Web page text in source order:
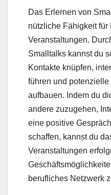
Das Erlernen von
nützliche Fähigkeit für
Veranstaltungen.
Smalltalks kannst du
Kontakte knüpfen,
führen und
aufbauen. Indem du
andere zuzugehen,
eine positive
schaffen, kannst du
Veranstaltungen
berufliches Netzwerk